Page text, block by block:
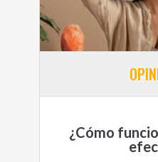
¿Cómo